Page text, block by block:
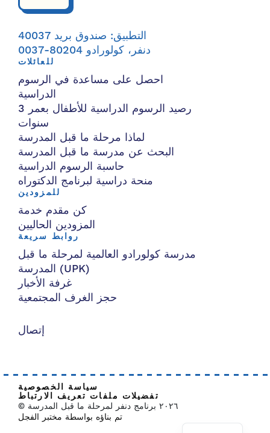
التطبيق: صندوق بريد 40037
دنفر، كولورادو 80204-0037
للعائلات
احصل على مساعدة في الرسوم
الدراسية
رصيد الرسوم الدراسية للأطفال بعمر 3
سنوات
لماذا مرحلة ما قبل المدرسة
البحث عن مدرسة ما قبل المدرسة
حاسبة الرسوم الدراسية
منحة دراسية لبرنامج الدكتوراه
للمزودين
كن مقدم خدمة
المزودين الحاليين
روابط سريعة
مدرسة كولورادو العالمية لمرحلة ما قبل
المدرسة (UPK)
غرفة الأخبار
حجز الغرف المجتمعية
إتصال
سياسة الخصوصية
تفضيلات ملفات تعريف الارتباط
© ٢٠٢٦ برنامج دنفر لمرحلة ما قبل المدرسة
تم بناؤه بواسطة مختبر الفجل